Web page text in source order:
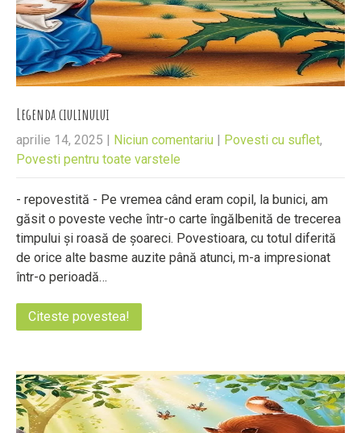
Legenda ciulinului
aprilie 14, 2025 | Niciun comentariu | Povesti cu suflet,
Povesti pentru toate varstele
- repovestită - Pe vremea când eram copil, la bunici, am
găsit o poveste veche într-o carte îngălbenită de trecerea
timpului și roasă de șoareci. Povestioara, cu totul diferită
de orice alte basme auzite până atunci, m-a impresionat
într-o perioadă…
Citeste povestea!